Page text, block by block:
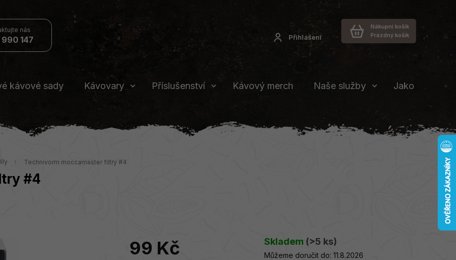
147 Přihlášení
Nákupní košík
Prázdný košík
kávové sady Kávovary Příslušenství Kávový merch Naše služby Jakou vybrat
Technivorm moccamaster filtry #4
#4
99 Kč Skladem (>5 ks)
Můžeme doručit do: 11.8.2026